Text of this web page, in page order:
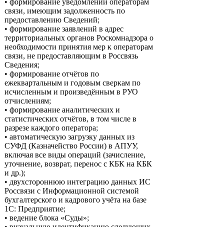
• формирование уведомлений операторам
связи, имеющим задолженность по
предоставлению Сведений;
• формирование заявлений в адрес
территориальных органов Роскомнадзора о
необходимости принятия мер к операторам
связи, не предоставляющим в Россвязь
Сведения;
• формирование отчётов по
ежеквартальным и годовым сверкам по
исчисленным и произведённым в РУО
отчислениям;
• формирование аналитических и
статистических отчётов, в том числе в
разрезе каждого оператора;
• автоматическую загрузку данных из
СУФД (Казначейство России) в АПУУ,
включая все виды операций (зачисление,
уточнение, возврат, перенос с КБК на КБК
и др.);
• двухстороннюю интеграцию данных ИС
Россвязи с Информационной системой
бухгалтерского и кадрового учёта на базе
1С: Предприятие;
• ведение блока «Суды»;